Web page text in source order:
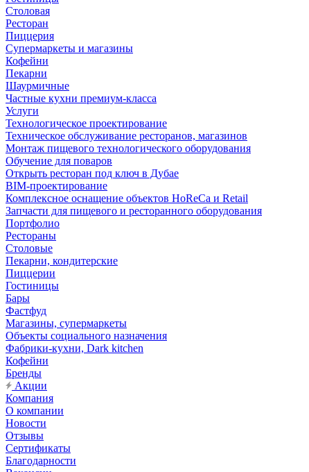
Столовая
Ресторан
Пиццерия
Супермаркеты и магазины
Кофейни
Пекарни
Шаурмичные
Частные кухни премиум-класса
Услуги
Технологическое проектирование
Техническое обслуживание ресторанов, магазинов
Монтаж пищевого технологического оборудования
Обучение для поваров
Открыть ресторан под ключ в Дубае
BIM-проектирование
Комплексное оснащение объектов HoReCa и Retail
Запчасти для пищевого и ресторанного оборудования
Портфолио
Рестораны
Столовые
Пекарни, кондитерские
Пиццерии
Гостиницы
Бары
Фастфуд
Магазины, супермаркеты
Объекты социального назначения
Фабрики-кухни, Dark kitchen
Кофейни
Бренды
Акции
Компания
О компании
Новости
Отзывы
Сертификаты
Благодарности